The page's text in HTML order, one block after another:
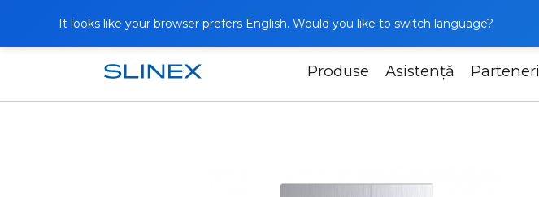
It looks like your browser prefers English. Would you like to switch language?
Produse Asistență Parteneri
Acasă Produse Panouri exterioare Slinex MA-01HD